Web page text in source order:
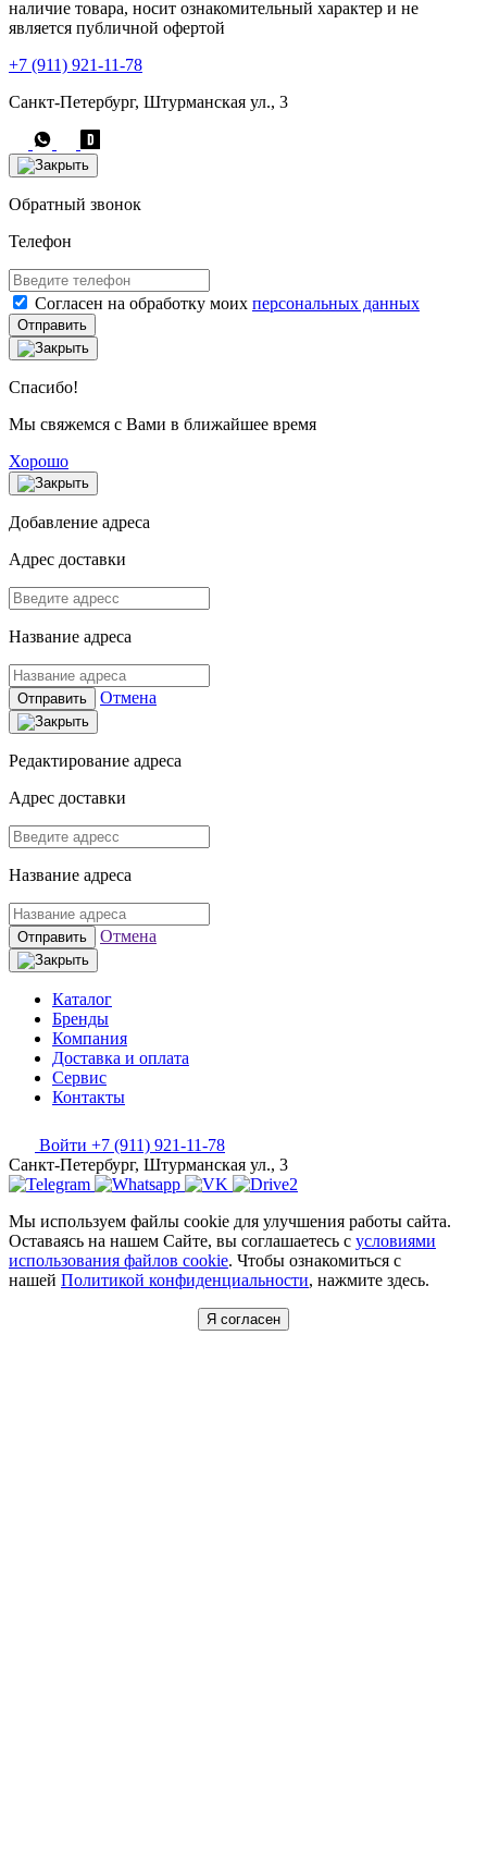
наличие товара, носит ознакомительный характер и не
является публичной офертой
+7 (911) 921-11-78
Санкт-Петербург, Штурманская ул., 3
Обратный звонок
Телефон
Согласен на обработку моих персональных данных
Отправить
Спасибо!
Мы свяжемся с Вами в ближайшее время
Хорошо
Добавление адреса
Адрес доставки
Название адреса
Отправить Отмена
Редактирование адреса
Адрес доставки
Название адреса
Отправить Отмена
Каталог
Бренды
Компания
Доставка и оплата
Сервис
Контакты
Войти +7 (911) 921-11-78
Санкт-Петербург, Штурманская ул., 3
Мы используем файлы cookie для улучшения работы сайта.
Оставаясь на нашем Сайте, вы соглашаетесь с условиями
использования файлов cookie. Чтобы ознакомиться с
нашей Политикой конфиденциальности, нажмите здесь.
Я согласен